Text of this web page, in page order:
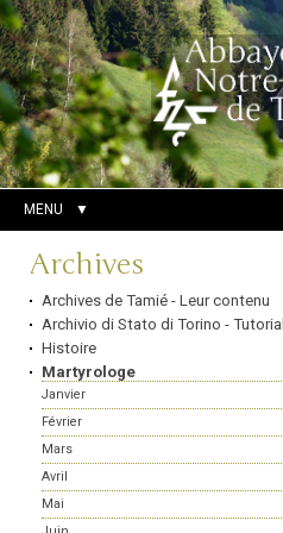
Aller
au
contenu.
|
Aller
à
la
navigation
Outils
personnels
Chercher par
Recherche
avancée…
MENU
Navigation
Archives
Archives de Tamié - Leur contenu
Archivio di Stato di Torino - Tutorial
Histoire
Martyrologe
Janvier
Février
Mars
Avril
Mai